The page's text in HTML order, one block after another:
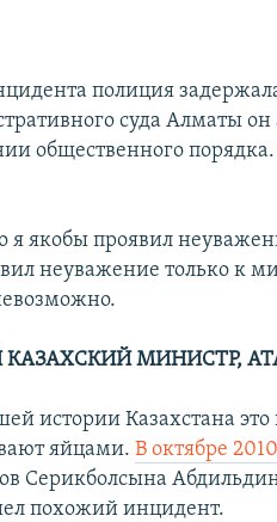
полиция
суда Алматы
общественного
я якобы проявил
неуважение только к
КАЗАХСКИЙ МИНИСТР,
истории Казахстана
яйцами.В октябре
Серикболсына
похожий инцидент.